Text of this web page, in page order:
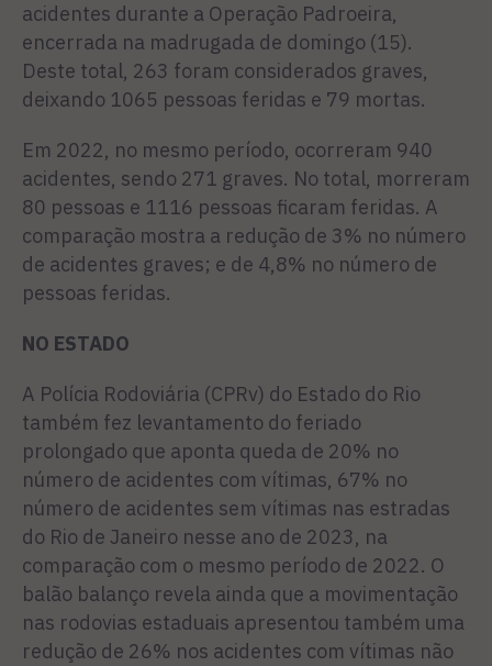
acidentes durante a Operação Padroeira,
encerrada na madrugada de domingo (15).
Deste total, 263 foram considerados graves,
deixando 1065 pessoas feridas e 79 mortas.
Em 2022, no mesmo período, ocorreram 940
acidentes, sendo 271 graves. No total, morreram
80 pessoas e 1116 pessoas ficaram feridas. A
comparação mostra a redução de 3% no número
de acidentes graves; e de 4,8% no número de
pessoas feridas.
NO ESTADO
A Polícia Rodoviária (CPRv) do Estado do Rio
também fez levantamento do feriado
prolongado que aponta queda de 20% no
número de acidentes com vítimas, 67% no
número de acidentes sem vítimas nas estradas
do Rio de Janeiro nesse ano de 2023, na
comparação com o mesmo período de 2022. O
balão balanço revela ainda que a movimentação
nas rodovias estaduais apresentou também uma
redução de 26% nos acidentes com vítimas não